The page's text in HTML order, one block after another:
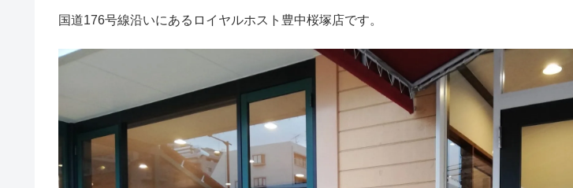
国道176号線沿いにあるロイヤルホスト豊中桜塚店です。